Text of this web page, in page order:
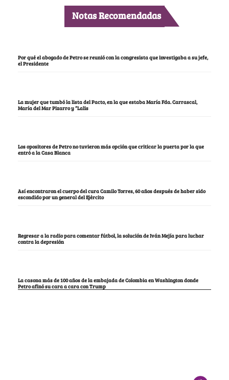
Notas Recomendadas
Por qué el abogado de Petro se reunió con la congresista que investigaba a su jefe,
el Presidente
La mujer que tumbó la lista del Pacto, en la que estaba María Fda. Carrascal,
María del Mar Pizarro y “Lalis
Los opositores de Petro no tuvieron más opción que criticar la puerta por la que
entró a la Casa Blanca
Así encontraron el cuerpo del cura Camilo Torres, 60 años después de haber sido
escondido por un general del Ejército
Regresar a la radio para comentar fútbol, la solución de Iván Mejía para luchar
contra la depresión
La casona más de 100 años de la embajada de Colombia en Washington donde
Petro afinó su cara a cara con Trump